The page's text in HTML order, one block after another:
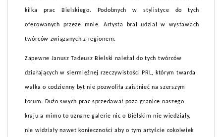
kilka prac Bielskiego. Podobnych w stylistyce do tych
oferowanych przeze mnie. Artysta brał udział w wystawach
twórców związanych z regionem.
Zapewne Janusz Tadeusz Bielski należał do tych twórców
działających w siermiężnej rzeczywistości PRL, którym twarda
walka o codzienny byt nie pozwoliła zaistnieć na szerszym
forum. Dużo swych prac sprzedawał poza granice naszego
kraju a mimo to uznane galerie nic o Bielskim nie wiedziały,
nie widziały nawet konieczności aby o tym artyście cokolwiek